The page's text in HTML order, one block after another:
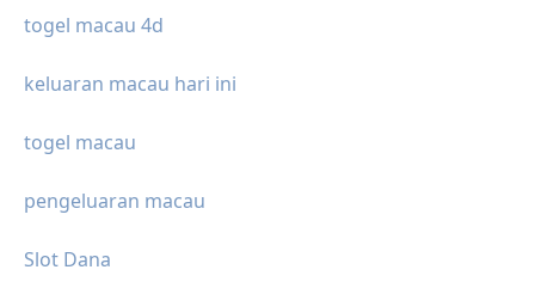
togel macau 4d
keluaran macau hari ini
togel macau
pengeluaran macau
Slot Dana